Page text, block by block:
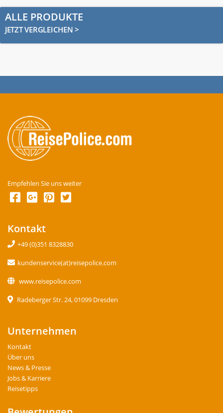
ALLE PRODUKTE
JETZT VERGLEICHEN >
Empfehlen Sie uns weiter
Kontakt
+49 (0)351 8328830
kundenservice(at)reisepolice.com
www.reisepolice.com
Radeberger Str. 24, 01099 Dresden
Unternehmen
Kontakt
Über uns
News & Presse
Jobs & Karriere
Reisetipps